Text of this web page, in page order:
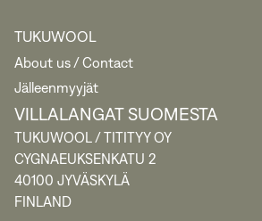
TUKUWOOL
About us / Contact
Jälleenmyyjät
VILLALANGAT SUOMESTA
TUKUWOOL / TITITYY OY
CYGNAEUKSENKATU 2
40100 JYVÄSKYLÄ
FINLAND